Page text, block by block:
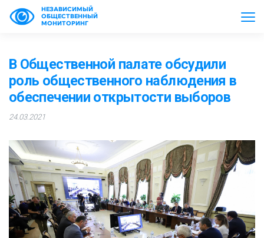
НЕЗАВИСИМЫЙ
ОБЩЕСТВЕННЫЙ
МОНИТОРИНГ
В Общественной палате обсудили
роль общественного наблюдения в
обеспечении открытости выборов
24.03.2021